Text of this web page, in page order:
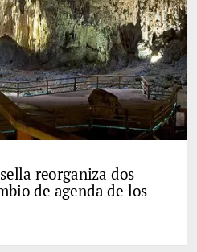
reorganiza dos
de agenda de los